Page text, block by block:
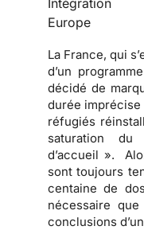
Europe
La France, qui
d’un
décidé de
durée
réfugiés
saturation du
d’accueil ».
sont toujours
centaine de
nécessaire
conclusions